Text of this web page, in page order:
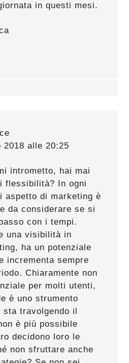
in questi mesi.
2018 alle 20:25
intrometto, hai mai
flessibilità? In ogni
aspetto di marketing è
da considerare se si
con i tempi.
una visibilità in
ha un potenziale
incrementa sempre
Chiaramente non
per molti utenti,
è uno strumento
travolgendo il
è più possibile
decidono loro le
non sfruttare anche